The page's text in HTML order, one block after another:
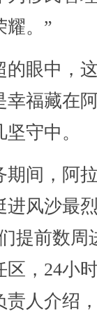
耀。”
眼中，这
幸福藏在
守中。
间，阿拉
进风沙最
提前数周
区，24小
责人介绍